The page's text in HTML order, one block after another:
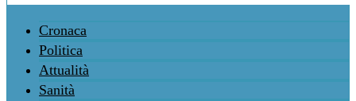
Cronaca
Politica
Attualità
Sanità